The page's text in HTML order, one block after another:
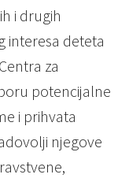
i drugih
interesa deteta
za
potencijalne
i prihvata
njegove